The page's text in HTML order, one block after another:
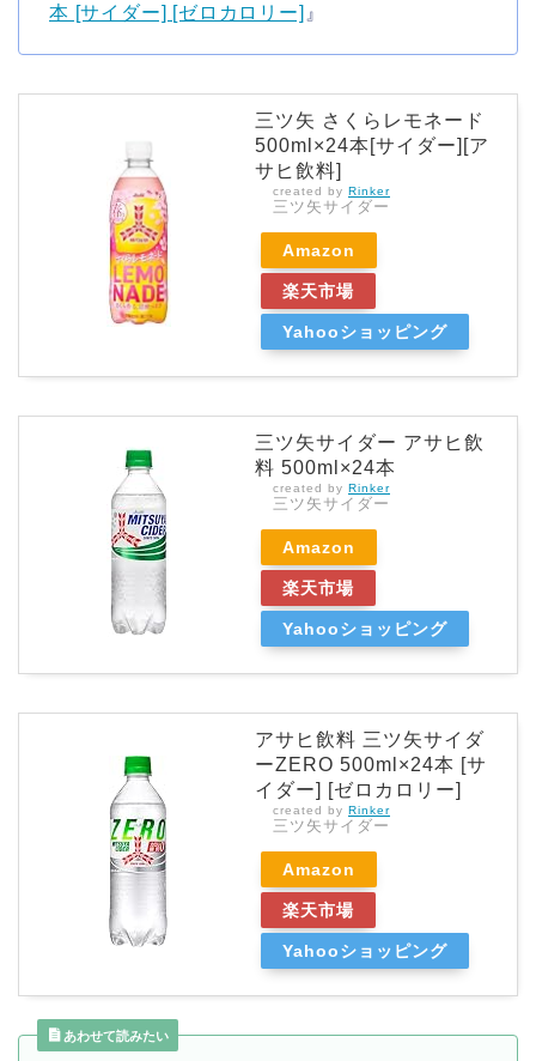
本 [サイダー] [ゼロカロリー] 』
三ツ矢 さくらレモネード
500ml×24本[サイダー][ア
サヒ飲料]
created by Rinker
三ツ矢サイダー
Amazon
楽天市場
Yahooショッピング
三ツ矢サイダー アサヒ飲
料 500ml×24本
created by Rinker
三ツ矢サイダー
Amazon
楽天市場
Yahooショッピング
アサヒ飲料 三ツ矢サイダ
ーZERO 500ml×24本 [サ
イダー] [ゼロカロリー]
created by Rinker
三ツ矢サイダー
Amazon
楽天市場
Yahooショッピング
あわせて読みたい